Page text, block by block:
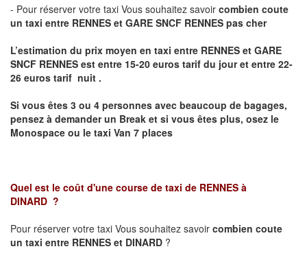
- Pour réserver votre taxi Vous souhaitez savoir combien coute
un taxi entre RENNES et GARE SNCF RENNES pas cher
L’estimation du prix moyen en taxi entre RENNES et GARE
SNCF RENNES est entre 15-20 euros tarif du jour et entre 22-
26 euros tarif nuit .
Si vous êtes 3 ou 4 personnes avec beaucoup de bagages,
pensez à demander un Break et si vous êtes plus, osez le
Monospace ou le taxi Van 7 places
Quel est le coût d'une course de taxi de RENNES à
DINARD ?
Pour réserver votre taxi Vous souhaitez savoir combien coute
un taxi entre RENNES et DINARD ?